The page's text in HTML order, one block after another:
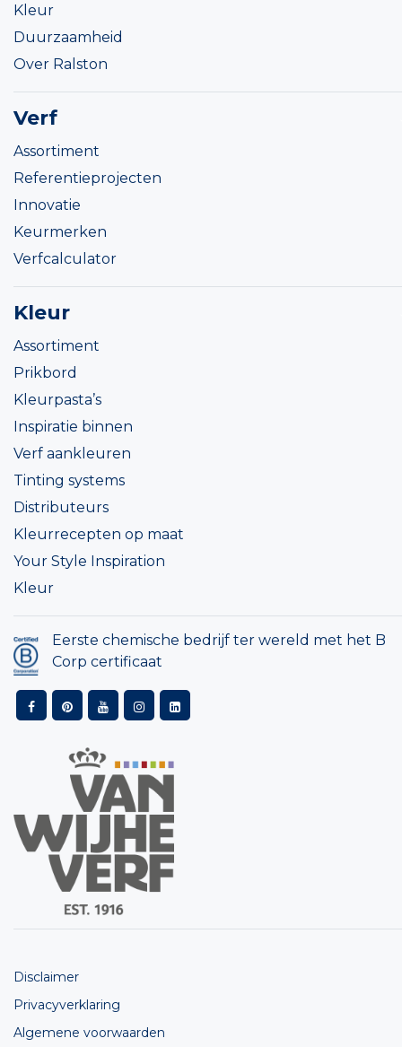
Kleur
Duurzaamheid
Over Ralston
Verf
Assortiment
Referentieprojecten
Innovatie
Keurmerken
Verfcalculator
Kleur
Assortiment
Prikbord
Kleurpasta’s
Inspiratie binnen
Verf aankleuren
Tinting systems
Distributeurs
Kleurrecepten op maat
Your Style Inspiration
Kleur
Eerste chemische bedrijf ter wereld met het B
Corp certificaat
Disclaimer
Privacyverklaring
Algemene voorwaarden